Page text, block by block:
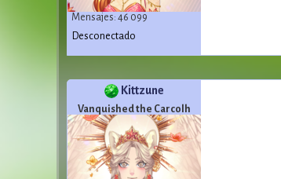
Mensajes: 46 099
Desconectado
Kittzune
Vanquished the Carcolh